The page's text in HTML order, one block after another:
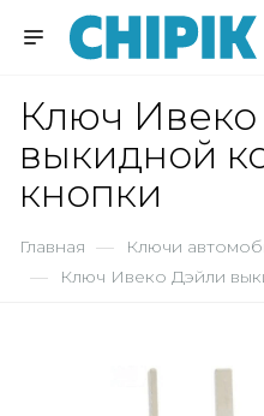
Ключ
выкидной
кнопки
Главная — Ключи
— Ключ Ивеко Дэйли